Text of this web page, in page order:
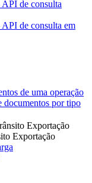
de consulta
de consulta em
de uma operação
documentos por tipo
Exportação
Exportação